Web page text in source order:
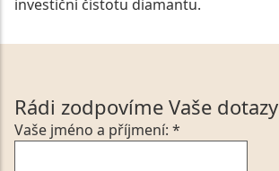
investiční čistotu diamantu.
Rádi zodpovíme Vaše dotazy
Vaše jméno a příjmení: *